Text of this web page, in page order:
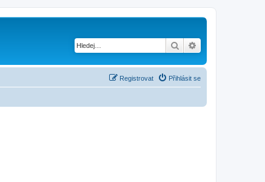
Hledat
Přihlásit se
Registrovat